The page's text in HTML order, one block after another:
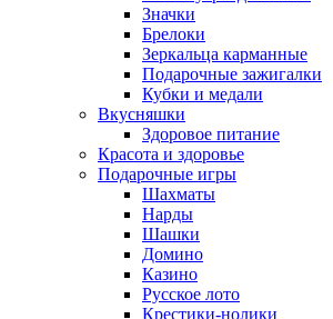
Значки
Брелоки
Зеркальца карманные
Подарочные зажигалки
Кубки и медали
Вкусняшки
Здоровое питание
Красота и здоровье
Подарочные игры
Шахматы
Нарды
Шашки
Домино
Казино
Русское лото
Крестики-нолики